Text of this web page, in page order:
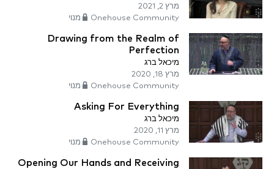
מרץ 2, 2021
Onehouse Community מנוי
Drawing from the Realm of
Perfection
מיכאל ברג
מרץ 18, 2020
Onehouse Community מנוי
Asking For Everything
מיכאל ברג
מרץ 11, 2020
Onehouse Community מנוי
Opening Our Hands and Receiving